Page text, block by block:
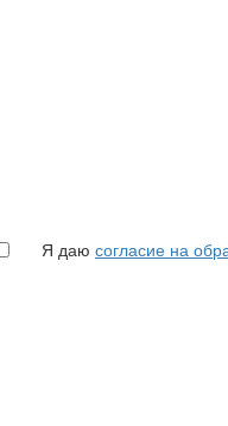
Я даю согласие на